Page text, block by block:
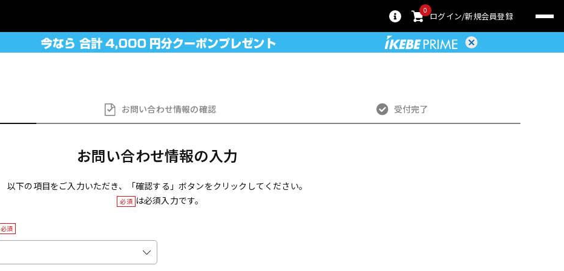
0
ログイン 新規会員登録
お問い合わせ情報の確認 受付完了
お問い合わせ情報の入力
以下の項目をご入力いただき、「確認する」ボタンをクリックしてください。
必須 は必須入力です。
必須